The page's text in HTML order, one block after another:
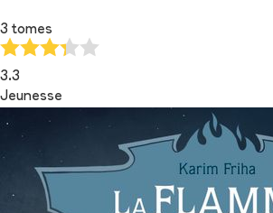
3 tomes
3.3
Jeunesse